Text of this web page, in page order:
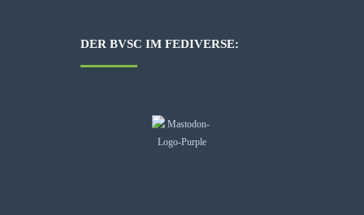
DER BVSC IM FEDIVERSE: